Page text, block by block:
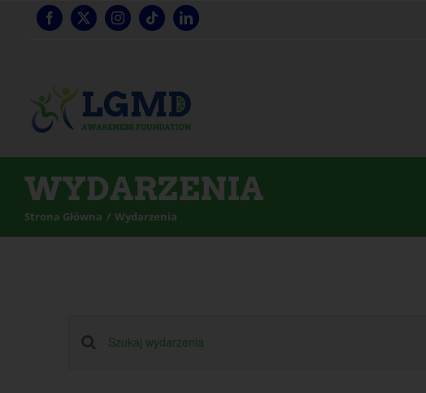
Przejdź
WYDARZENIA
Strona Główna Wydarzenia
Wydarzenia
Wprowadź